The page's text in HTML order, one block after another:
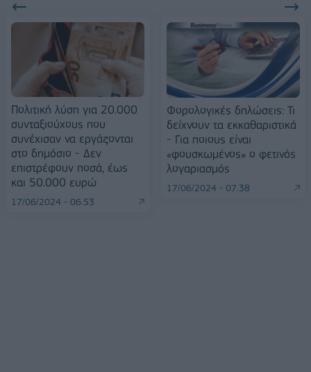
Πολιτική λύση για 20.000
συνταξιούχους που
συνέχισαν να εργάζονται
στο δημόσιο - Δεν
επιστρέφουν ποσά, έως
και 50.000 ευρώ
17/06/2024 - 06:53
Φορολογικές δηλώσεις: Τι
δείχνουν τα εκκαθαριστικά
- Για ποιους είναι
«φουσκωμένος» ο φετινός
λογαριασμός
17/06/2024 - 07:38